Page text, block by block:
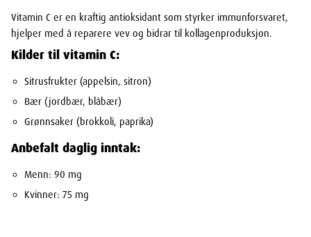
Vitamin C er en kraftig antioksidant som styrker immunforsvaret,
hjelper med å reparere vev og bidrar til kollagenproduksjon.
Kilder til vitamin C:
Sitrusfrukter (appelsin, sitron)
Bær (jordbær, blåbær)
Grønnsaker (brokkoli, paprika)
Anbefalt daglig inntak:
Menn: 90 mg
Kvinner: 75 mg